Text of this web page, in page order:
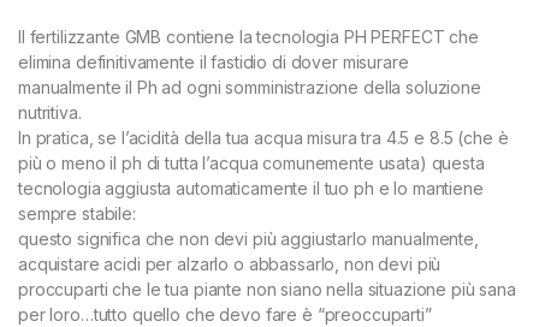
ll fertilizzante GMB contiene la tecnologia PH PERFECT che
elimina definitivamente il fastidio di dover misurare
manualmente il Ph ad ogni somministrazione della soluzione
nutritiva.
In pratica, se l’acidità della tua acqua misura tra 4.5 e 8.5 (che è
più o meno il ph di tutta l’acqua comunemente usata) questa
tecnologia aggiusta automaticamente il tuo ph e lo mantiene
sempre stabile:
questo significa che non devi più aggiustarlo manualmente,
acquistare acidi per alzarlo o abbassarlo, non devi più
proccuparti che le tua piante non siano nella situazione più sana
per loro…tutto quello che devo fare è “preoccuparti”